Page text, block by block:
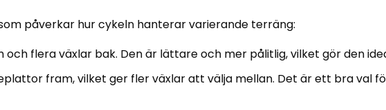
påverkar hur cykeln hanterar varierande terräng:
flera växlar bak. Den är lättare och mer pålitlig, vilket gör den
fram, vilket ger fler växlar att välja mellan. Det är ett bra val